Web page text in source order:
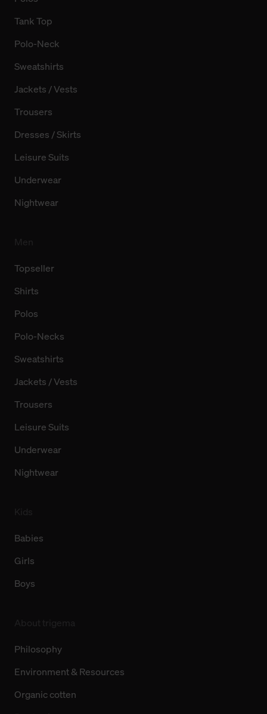
Tank Top
Polo-Neck
Sweatshirts
Jackets / Vests
Trousers
Dresses / Skirts
Leisure Suits
Underwear
Nightwear
Topseller
Shirts
Polos
Polo-Necks
Sweatshirts
Jackets / Vests
Trousers
Leisure Suits
Underwear
Nightwear
Babies
Girls
Boys
Philosophy
Environment & Resources
Organic cotten